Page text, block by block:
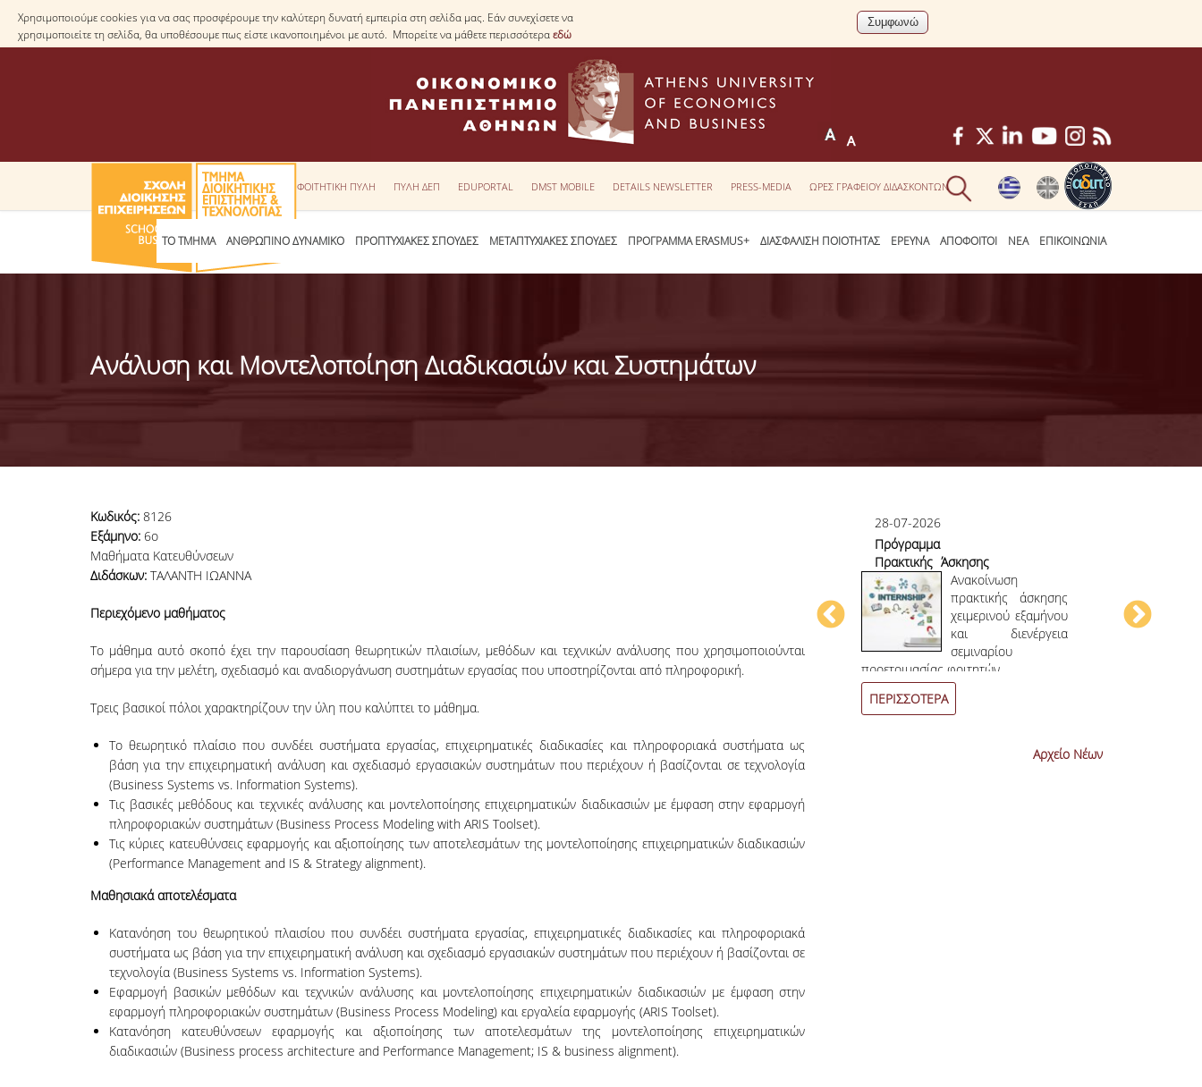
Χρησιμοποιούμε cookies για να σας προσφέρουμε την καλύτερη δυνατή εμπειρία στη σελίδα μας. Εάν συνεχίσετε να
χρησιμοποιείτε τη σελίδα, θα υποθέσουμε πως είστε ικανοποιημένοι με αυτό. Μπορείτε να μάθετε περισσότεραεδώ
ΦΟΙΤΗΤΙΚΗ ΠΥΛΗ ΠΥΛΗ ΔΕΠ EDUPORTAL DMST MOBILE DETAILS NEWSLETTER PRESS-MEDIA ΩΡΕΣ ΓΡΑΦΕΙΟΥ ΔΙΔΑΣΚΟΝΤΩΝ
ΤΟ ΤΜΗΜΑ ΑΝΘΡΩΠΙΝΟ ΔΥΝΑΜΙΚΟ ΠΡΟΠΤΥΧΙΑΚΕΣ ΣΠΟΥΔΕΣ ΜΕΤΑΠΤΥΧΙΑΚΕΣ ΣΠΟΥΔΕΣ ΠΡΟΓΡΑΜΜΑ ERASMUS+ ΔΙΑΣΦΑΛΙΣΗ ΠΟΙΟΤΗΤΑΣ ΕΡΕΥΝΑ ΑΠΟΦΟΙΤΟΙ ΝΕΑ ΕΠΙΚΟΙΝΩΝΙΑ
Ανάλυση και Μοντελοποίηση Διαδικασιών και Συστημάτων
Κωδικός: 8126
Εξάμηνο: 6ο
Μαθήματα Κατευθύνσεων
Διδάσκων: ΤΑΛΑΝΤΗ ΙΩΑΝΝΑ
Περιεχόμενο μαθήματος
Το μάθημα αυτό σκοπό έχει την παρουσίαση θεωρητικών πλαισίων, μεθόδων και τεχνικών ανάλυσης που χρησιμοποιούνται
σήμερα για την μελέτη, σχεδιασμό και αναδιοργάνωση συστημάτων εργασίας που υποστηρίζονται από πληροφορική.
Τρεις βασικοί πόλοι χαρακτηρίζουν την ύλη που καλύπτει το μάθημα.
Το θεωρητικό πλαίσιο που συνδέει συστήματα εργασίας, επιχειρηματικές διαδικασίες και πληροφοριακά συστήματα ως
βάση για την επιχειρηματική ανάλυση και σχεδιασμό εργασιακών συστημάτων που περιέχουν ή βασίζονται σε τεχνολογία
(Business Systems vs. Information Systems).
Τις βασικές μεθόδους και τεχνικές ανάλυσης και μοντελοποίησης επιχειρηματικών διαδικασιών με έμφαση στην εφαρμογή
πληροφοριακών συστημάτων (Business Process Modeling with ARIS Toolset).
Τις κύριες κατευθύνσεις εφαρμογής και αξιοποίησης των αποτελεσμάτων της μοντελοποίησης επιχειρηματικών διαδικασιών
(Performance Management and IS & Strategy alignment).
Μαθησιακά αποτελέσματα
Κατανόηση του θεωρητικού πλαισίου που συνδέει συστήματα εργασίας, επιχειρηματικές διαδικασίες και πληροφοριακά
συστήματα ως βάση για την επιχειρηματική ανάλυση και σχεδιασμό εργασιακών συστημάτων που περιέχουν ή βασίζονται σε
τεχνολογία (Business Systems vs. Information Systems).
Εφαρμογή βασικών μεθόδων και τεχνικών ανάλυσης και μοντελοποίησης επιχειρηματικών διαδικασιών με έμφαση στην
εφαρμογή πληροφοριακών συστημάτων (Business Process Modeling) και εργαλεία εφαρμογής (ARIS Toolset).
Κατανόηση κατευθύνσεων εφαρμογής και αξιοποίησης των αποτελεσμάτων της μοντελοποίησης επιχειρηματικών
διαδικασιών (Business process architecture and Performance Management; IS & business alignment).
θέσεων υποψηφίων
διδακτόρων.
28-07-2026
Πρόγραμμα
Πρακτικής Άσκησης
Χειμερινού
Εξαμήνου 2026-
2027
Ανακοίνωση
πρακτικής άσκησης
χειμερινού εξαμήνου
και διενέργεια
σεμιναρίου
προετοιμασίας φοιτητών.
ΠΕΡΙΣΣΟΤΕΡΑ
Αρχείο Νέων